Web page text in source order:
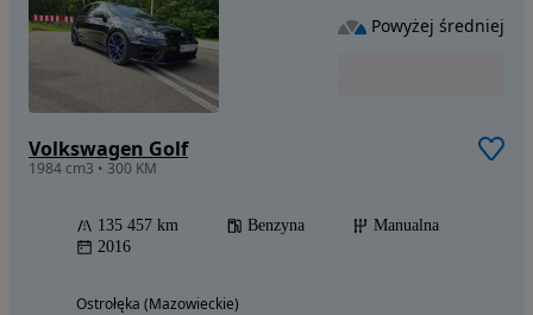
Volkswagen Golf
1984 cm3 • 300 KM
135 457 km Benzyna
Manualna
2016
Ostrołęka (Mazowieckie)
Powyżej średniej